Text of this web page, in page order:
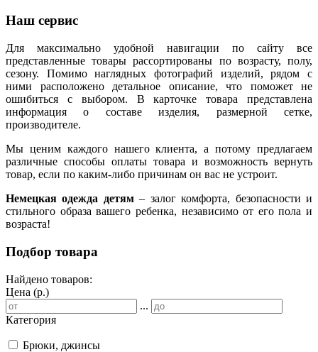
Наш сервис
Для максимально удобной навигации по сайту все
представленные товары рассортированы по возрасту, полу,
сезону. Помимо наглядных фотографий изделий, рядом с
ними расположено детальное описание, что поможет не
ошибиться с выбором. В карточке товара представлена
информация о составе изделия, размерной сетке,
производителе.
Мы ценим каждого нашего клиента, а потому предлагаем
различные способы оплаты товара и возможность вернуть
товар, если по каким-либо причинам он вас не устроит.
Немецкая одежда детям– залог комфорта, безопасности и
стильного образа вашего ребенка, независимо от его пола и
возраста!
Подбор товара
Найдено товаров:
Цена (р.)
...
Категория
Брюки, джинсы